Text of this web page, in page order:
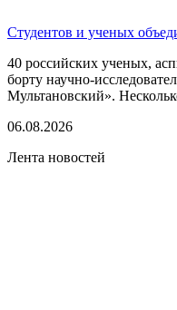
Студентов и ученых
40 российских ученых,
борту научно-
Мультановский».
06.08.2026
Лента новостей